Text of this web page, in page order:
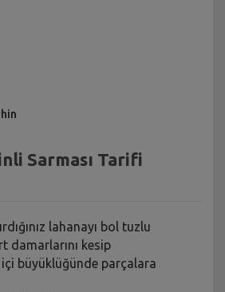
Sarması Tarifi
lahanayı bol tuzlu
damarlarını kesip
içi büyüklüğünde parçalara